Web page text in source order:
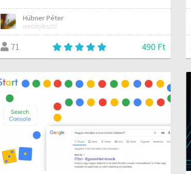
Hübner Péter
webfejlesztő
71 490 Ft